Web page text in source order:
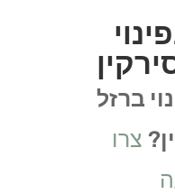
ברזל
? צרו